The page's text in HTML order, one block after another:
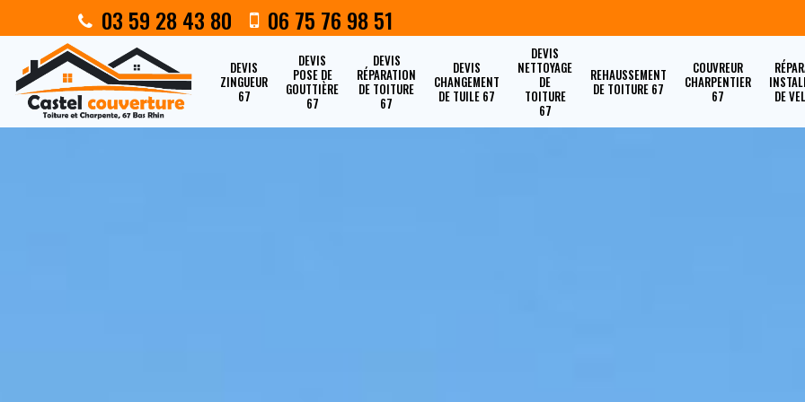
03 59 28 43 80 06 75 76 98 51
DEVIS
ZINGUEUR
67
DEVIS
POSE DE
GOUTTIÈRE
67
DEVIS
RÉPARATION
DE TOITURE
67
DEVIS
CHANGEMENT
DE TUILE 67
DEVIS
NETTOYAGE
DE
TOITURE
67
REHAUSSEMENT
DE TOITURE 67
COUVREUR
CHARPENTIER
67
DE